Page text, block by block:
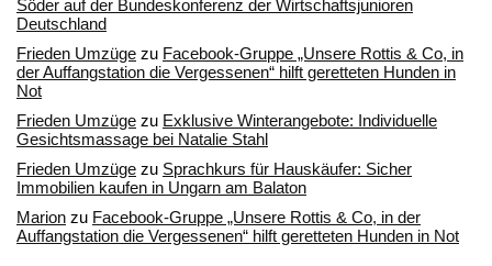
Söder auf der Bundeskonferenz der Wirtschaftsjunioren
Deutschland
Frieden Umzüge zu Facebook-Gruppe „Unsere Rottis & Co, in
der Auffangstation die Vergessenen“ hilft geretteten Hunden in
Not
Frieden Umzüge zu Exklusive Winterangebote: Individuelle
Gesichtsmassage bei Natalie Stahl
Frieden Umzüge zu Sprachkurs für Hauskäufer: Sicher
Immobilien kaufen in Ungarn am Balaton
Marion zu Facebook-Gruppe „Unsere Rottis & Co, in der
Auffangstation die Vergessenen“ hilft geretteten Hunden in Not